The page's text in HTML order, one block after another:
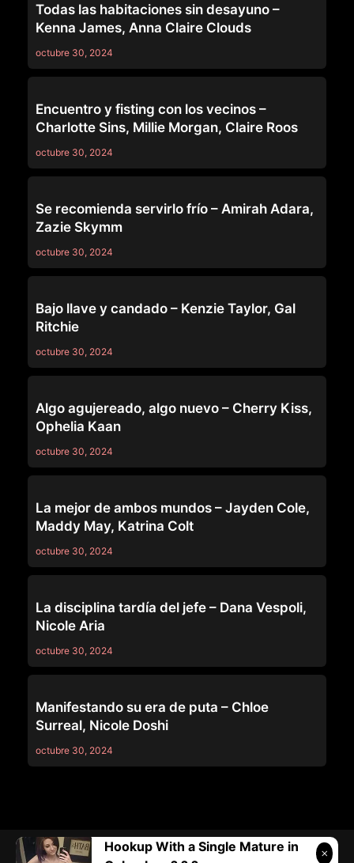
Hookup With a Single Mature in
Todas las habitaciones sin desayuno –
Kenna James, Anna Claire Clouds
octubre 30, 2024
Encuentro y fisting con los vecinos –
Charlotte Sins, Millie Morgan, Claire Roos
octubre 30, 2024
Se recomienda servirlo frío – Amirah Adara,
Zazie Skymm
octubre 30, 2024
Bajo llave y candado – Kenzie Taylor, Gal
Ritchie
octubre 30, 2024
Algo agujereado, algo nuevo – Cherry Kiss,
Ophelia Kaan
octubre 30, 2024
La mejor de ambos mundos – Jayden Cole,
Maddy May, Katrina Colt
octubre 30, 2024
La disciplina tardía del jefe – Dana Vespoli,
Nicole Aria
octubre 30, 2024
Manifestando su era de puta – Chloe
Surreal, Nicole Doshi
octubre 30, 2024
Telegram: @vicivi3• Twitter: @subcolombia1• Correo: